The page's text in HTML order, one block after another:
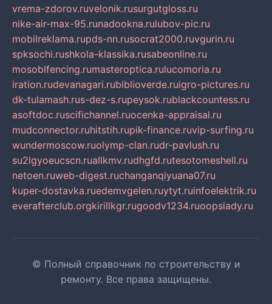
vrema-zdorov.ruvelonik.rusurgutgloss.ru
nike-air-max-95.runadookna.rulubov-pic.ru
mobilreklama.rupds-nn.rusocrat2000.ruvgurin.ru
spksochi.rushkola-klassika.rusabeonline.ru
mosoblfencing.rumasteroptica.rulucomoria.ru
iration.rudevanagari.rubiblioverde.ruigro-pictures.ru
dk-tulamash.rus-dez-s.rupeysok.rublackcountess.ru
asoftdoc.ruscifichannel.ruocenka-appraisal.ru
mudconnector.ruhitstih.rupik-finance.ruvip-surfing.ru
wundermoscow.ruolymp-clan.rudr-pavlush.ru
su2lgyoeucscn.ruallkmv.rudhgfd.rutesotomeshell.ru
netoen.ruweb-digest.ruchanganqiyuana07.ru
kuper-dostavka.ruedemvgelen.ruytyt.ruinfoelektrik.ru
everafterclub.orgkirillkgr.rugoodv1234.ruoopslady.ru
© Полный справочник по строительству и
ремонту. Все права защищены.